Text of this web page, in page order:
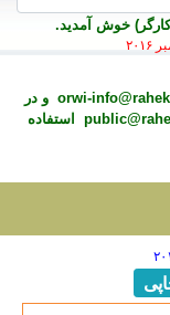
کارگر) خوش آمديد.
orwi- و در
استفاده